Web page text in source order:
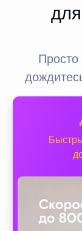
Просто